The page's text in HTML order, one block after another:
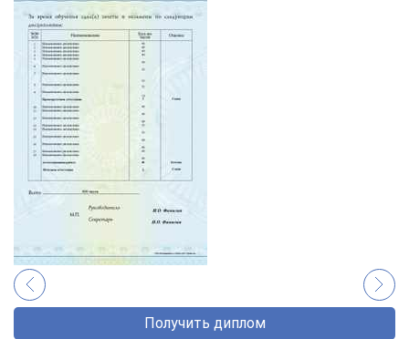
Получить диплом